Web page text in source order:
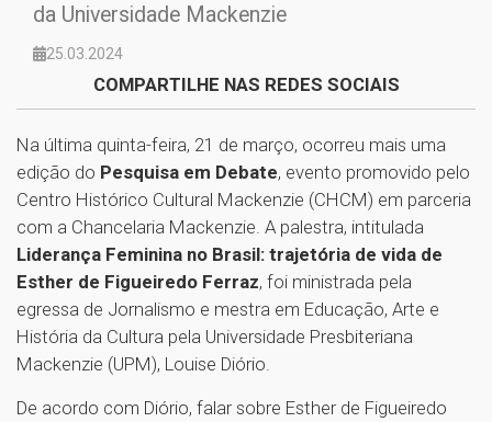
da Universidade Mackenzie
25.03.2024
COMPARTILHE NAS REDES SOCIAIS
Na última quinta-feira, 21 de março, ocorreu mais uma
edição do Pesquisa em Debate, evento promovido pelo
Centro Histórico Cultural Mackenzie (CHCM) em parceria
com a Chancelaria Mackenzie. A palestra, intitulada
Liderança Feminina no Brasil: trajetória de vida de
Esther de Figueiredo Ferraz, foi ministrada pela
egressa de Jornalismo e mestra em Educação, Arte e
História da Cultura pela Universidade Presbiteriana
Mackenzie (UPM), Louise Diório.
De acordo com Diório, falar sobre Esther de Figueiredo